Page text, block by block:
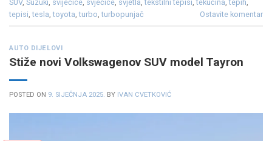
SUV, Suzuki, svijećice, svjećice, svjetla,tekstilni tepisi,tekućina,tepih,
tepisi,tesla,toyota,turbo,turbopunjač Ostavite komentar
AUTO DIJELOVI
Stiže novi Volkswagenov SUV model Tayron
POSTED ON 9. SIJEČNJA 2025. BY IVAN CVETKOVIĆ